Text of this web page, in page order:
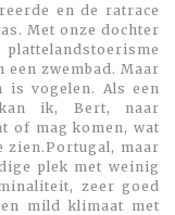
en de ratrace
Met onze dochter
zwembad. Maar
is vogelen. Als een
kan ik, Bert, naar
of mag komen, wat
zien.Portugal, maar
plek met weinig
zeer goed
mild klimaat met